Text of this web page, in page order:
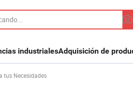
industrialesAdquisición de
tus Necesidades